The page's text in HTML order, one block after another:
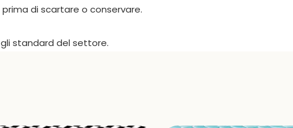
di scartare o conservare.
standard del settore.